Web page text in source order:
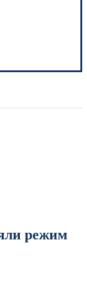
режим